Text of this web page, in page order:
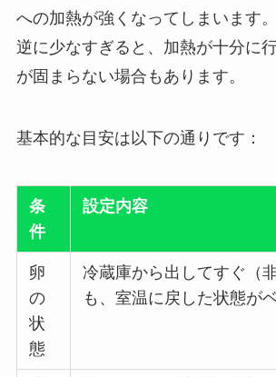
への加熱が強くなってしまいます。
逆に少なすぎると、加熱が十分に
が固まらない場合もあります。
基本的な目安は以下の通りです：
条
件
設定内容
卵
の
状
態
冷蔵庫から出してすぐ（
も、室温に戻した状態が